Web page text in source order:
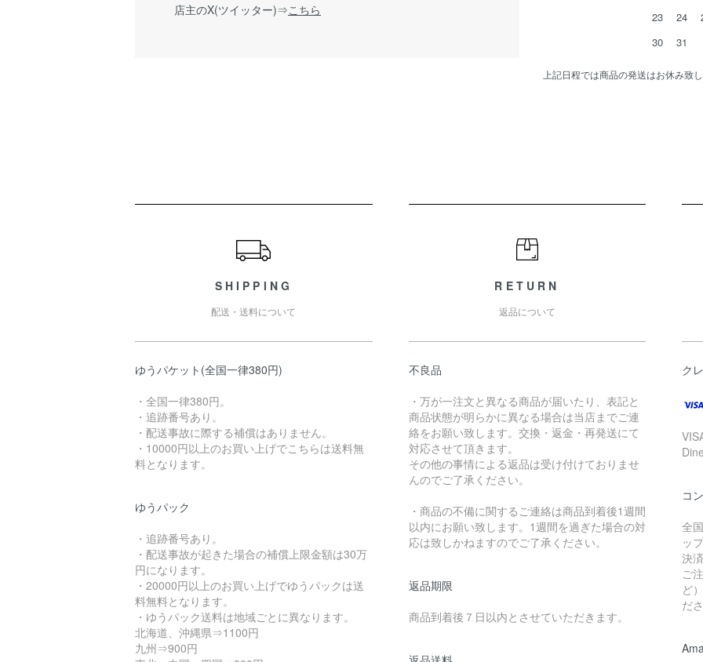
店主のX(ツイッター)⇒こちら
23
24
30
31
上記日程では商品の発送はお休み致
SHIPPING
配送・送料について
ゆうパケット(全国一律380円)
・全国一律380円。
・追跡番号あり。
・配送事故に際する補償はありません。
・10000円以上のお買い上げでこちらは送料無
料となります。
ゆうパック
・追跡番号あり。
・配送事故が起きた場合の補償上限金額は30万
円になります。
・20000円以上のお買い上げでゆうパックは送
料無料となります。
・ゆうパック送料は地域ごとに異なります。
北海道、沖縄県⇒1100円
九州⇒900円
RETURN
返品について
不良品
・万が一注文と異なる商品が届いたり、表記と
商品状態が明らかに異なる場合は当店までご連
絡をお願い致します。交換・返金・再発送にて
対応させて頂きます。
その他の事情による返品は受け付けておりませ
んのでご了承ください。
・商品の不備に関するご連絡は商品到着後1週間
以内にお願い致します。1週間を過ぎた場合の対
応は致しかねますのでご了承ください。
返品期限
商品到着後７日以内とさせていただきます。
ク
コ
全
ッ
決
ご
ど
だ